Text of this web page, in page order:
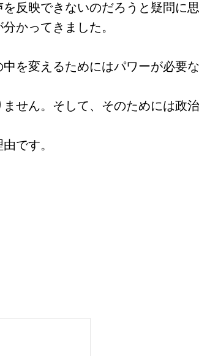
反映できないのだろうと疑問に思
かってきました。
を変えるためにはパワーが必要な
せん。そして、そのためには政治
です。